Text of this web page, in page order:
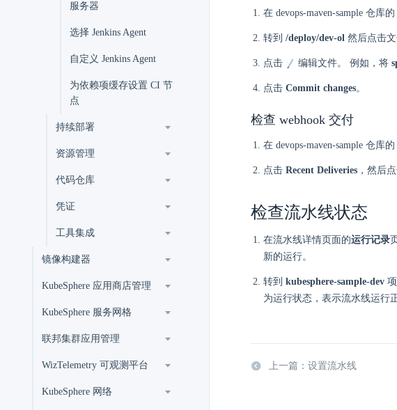
服务器
选择 Jenkins Agent
自定义 Jenkins Agent
为依赖项缓存设置 CI 节
点
持续部署
资源管理
代码仓库
凭证
工具集成
镜像构建器
KubeSphere 应用商店管理
KubeSphere 服务网格
联邦集群应用管理
WizTelemetry 可观测平台
KubeSphere 网络
在 devops-maven-sample 仓库的
转到 /deploy/dev-ol 然后点击
点击 编辑文件。 例如，将
点击 Commit changes。
检查 webhook 交付
在 devops-maven-sample 仓库的
点击 Recent Deliveries ，然后
检查流水线状态
在流水线详情页面的运行记录
新的运行。
转到 kubesphere-sample-dev
为运行状态，表示流水线运行
上一篇：设置流水线